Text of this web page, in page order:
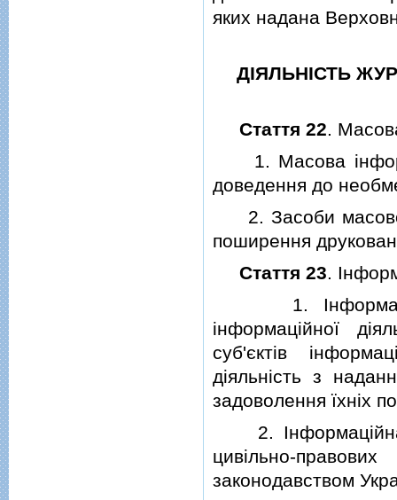
яких надана
ДIЯЛЬНIСТЬ
Стаття 22.
1. Масова
доведення до
2. Засоби
поширення
Стаття 23.
1.
iнформацiйної
суб'єктiв
дiяльнiсть з
задоволення їхнiх
2. Iнформацiйна
цивiльно-
законодавством